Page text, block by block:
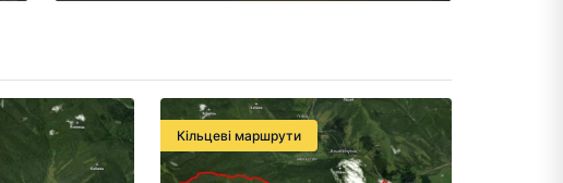
Кільцеві маршрути